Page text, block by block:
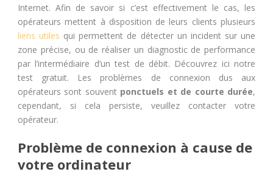
Internet. Afin de savoir si c’est effectivement le cas, les
opérateurs mettent à disposition de leurs clients plusieurs
liens utiles qui permettent de détecter un incident sur une
zone précise, ou de réaliser un diagnostic de performance
par l’intermédiaire d’un test de débit. Découvrez ici notre
test gratuit. Les problèmes de connexion dus aux
opérateurs sont souventponctuels et de courte durée,
cependant, si cela persiste, veuillez contacter votre
opérateur.
Problème de connexion à cause de
votre ordinateur